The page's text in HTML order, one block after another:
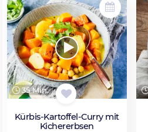
35 Min.
Kürbis-Kartoffel-Curry mit
Kichererbsen